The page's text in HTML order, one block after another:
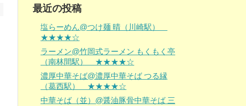
最近の投稿
塩らーめん@つけ麺 晴（川崎駅）
★★★★☆
ラーメン@竹岡式ラーメン もくもく亭
（南林間駅） ★★★★☆
濃厚中華そば@濃厚中華そば つる縁
（葛西駅） ★★★★☆
中華そば（並）@醤油豚骨中華そば 三